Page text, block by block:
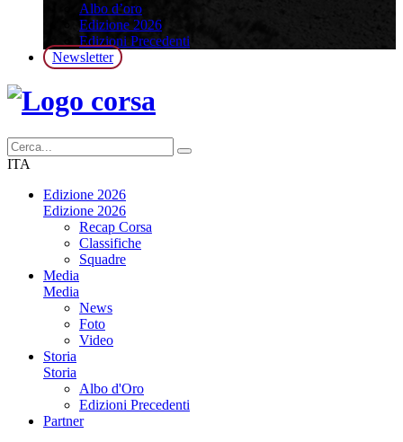
Albo d’oro
Edizione 2026
Edizioni Precedenti
Newsletter
ITA
Edizione 2026
Edizione 2026
Recap Corsa
Classifiche
Squadre
Media
Media
News
Foto
Video
Storia
Storia
Albo d'Oro
Edizioni Precedenti
Partner